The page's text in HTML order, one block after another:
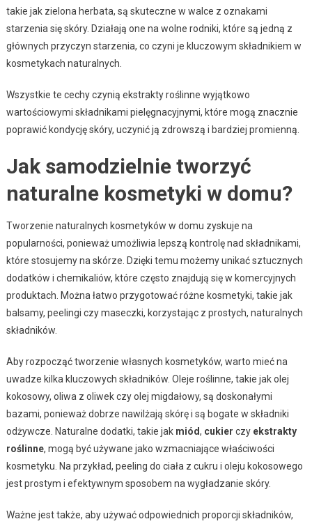
takie jak zielona herbata, są skuteczne w walce z oznakami
starzenia się skóry. Działają one na wolne rodniki, które są jedną z
głównych przyczyn starzenia, co czyni je kluczowym składnikiem w
kosmetykach naturalnych.
Wszystkie te cechy czynią ekstrakty roślinne wyjątkowo
wartościowymi składnikami pielęgnacyjnymi, które mogą znacznie
poprawić kondycję skóry, uczynić ją zdrowszą i bardziej promienną.
Jak samodzielnie tworzyć
naturalne kosmetyki w domu?
Tworzenie naturalnych kosmetyków w domu zyskuje na
popularności, ponieważ umożliwia lepszą kontrolę nad składnikami,
które stosujemy na skórze. Dzięki temu możemy unikać sztucznych
dodatków i chemikaliów, które często znajdują się w komercyjnych
produktach. Można łatwo przygotować różne kosmetyki, takie jak
balsamy, peelingi czy maseczki, korzystając z prostych, naturalnych
składników.
Aby rozpocząć tworzenie własnych kosmetyków, warto mieć na
uwadze kilka kluczowych składników. Oleje roślinne, takie jak olej
kokosowy, oliwa z oliwek czy olej migdałowy, są doskonałymi
bazami, ponieważ dobrze nawilżają skórę i są bogate w składniki
odżywcze. Naturalne dodatki, takie jak miód, cukier czy ekstrakty
roślinne, mogą być używane jako wzmacniające właściwości
kosmetyku. Na przykład, peeling do ciała z cukru i oleju kokosowego
jest prostym i efektywnym sposobem na wygładzanie skóry.
Ważne jest także, aby używać odpowiednich proporcji składników,